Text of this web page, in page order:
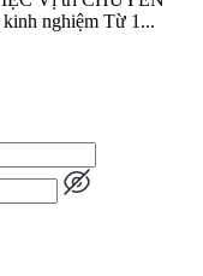
nghiệm Từ 1...